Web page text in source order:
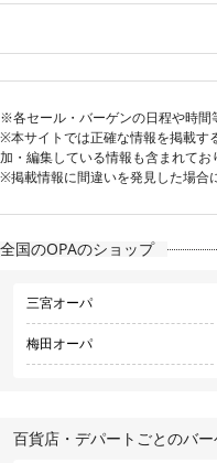
※各セール・バーゲンの日程や時間
※本サイトでは正確な情報を掲載す
加・編集している情報も含まれて
※掲載情報に間違いを発見した場合
全国のOPAのショップ
三宮オーパ
梅田オーパ
百貨店・デパートごとのバ